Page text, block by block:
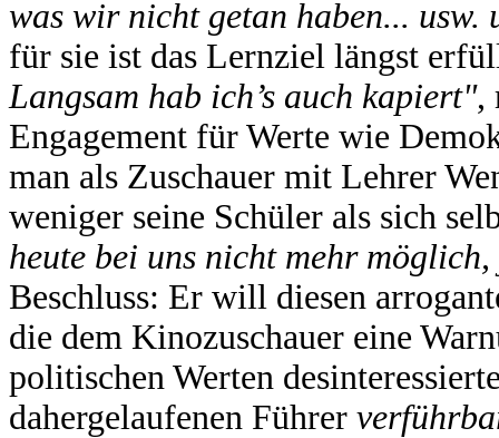
was wir nicht getan haben... usw.
für sie ist das Lernziel längst
Langsam hab ich’s auch kapiert",
Engagement für Werte wie
man als Zuschauer mit Lehrer
weniger seine Schüler als sich
heute bei uns nicht mehr
Beschluss: Er will diesen
die dem Kinozuschauer eine
politischen Werten
dahergelaufenen Führer